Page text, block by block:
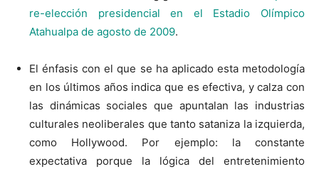
re-elección presidencial en el Estadio Olímpico
Atahualpa de agosto de 2009.
El énfasis con el que se ha aplicado esta metodología
en los últimos años indica que es efectiva, y calza con
las dinámicas sociales que apuntalan las industrias
culturales neoliberales que tanto sataniza la izquierda,
como Hollywood. Por ejemplo: la constante
expectativa porque la lógica del entretenimiento